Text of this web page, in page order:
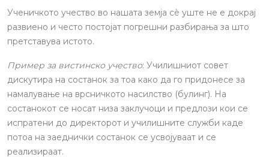
Ученичкото учество во нашата земја сѐ уште не е докрај
развиено и често постојат погрешни разбирања за што
претставува истото.
Пример за вистинско учество: Училишниот совет
дискутира на состанок за тоа како да го придонесе за
намалување на врсничкото насилство (булинг). На
состанокот се носат низа заклучоци и предлози кои се
испратени до директорот и училишните служби каде
потоа на заеднички состанок се усвојуваат и се
реализираат.